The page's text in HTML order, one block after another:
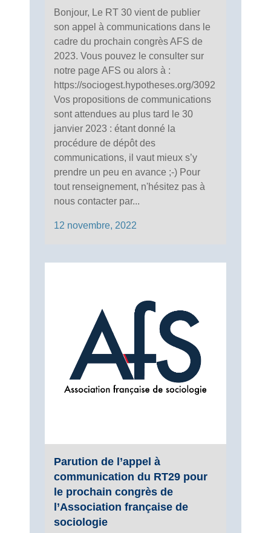
Bonjour, Le RT 30 vient de publier
son appel à communications dans le
cadre du prochain congrès AFS de
2023. Vous pouvez le consulter sur
notre page AFS ou alors à :
https://sociogest.hypotheses.org/3092
Vos propositions de communications
sont attendues au plus tard le 30
janvier 2023 : étant donné la
procédure de dépôt des
communications, il vaut mieux s’y
prendre un peu en avance ;-) Pour
tout renseignement, n'hésitez pas à
nous contacter par...
12 novembre, 2022
Parution de l’appel à
communication du RT29 pour
le prochain congrès de
l’Association française de
sociologie